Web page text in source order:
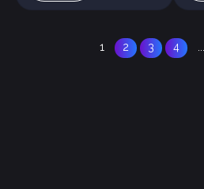
1 2 3 4